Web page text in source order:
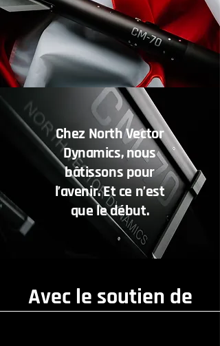
Chez North Vector
Dynamics, nous
bâtissons pour
l’avenir. Et ce n’est
que le début.
Avec le soutien de